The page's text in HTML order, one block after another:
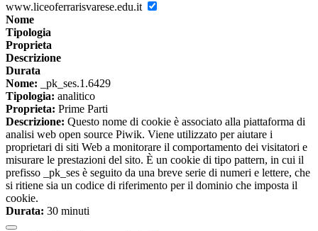
www.liceoferrarisvarese.edu.it
Nome
Tipologia
Proprieta
Descrizione
Durata
Nome: _pk_ses.1.6429
Tipologia: analitico
Proprieta: Prime Parti
Descrizione: Questo nome di cookie è associato alla piattaforma di
analisi web open source Piwik. Viene utilizzato per aiutare i
proprietari di siti Web a monitorare il comportamento dei visitatori e
misurare le prestazioni del sito. È un cookie di tipo pattern, in cui il
prefisso _pk_ses è seguito da una breve serie di numeri e lettere, che
si ritiene sia un codice di riferimento per il dominio che imposta il
cookie.
Durata: 30 minuti